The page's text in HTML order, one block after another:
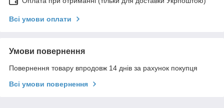
Всі умови оплати
Умови повернення
Повернення товару впродовж 14 днів за рахунок покупця
Всі умови повернення